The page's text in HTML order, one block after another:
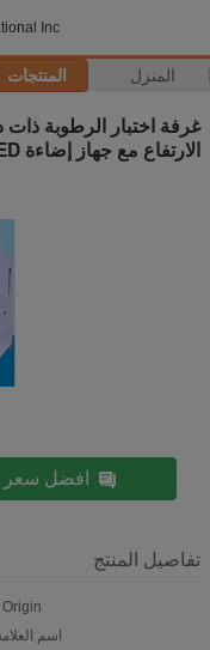
Inc.
المنزل المنتجات
غرفة اختبار الرطوبة ذات
الارتفاع مع جهاز إضاءة LED واحد
افضل سعر
تفاصيل المنتج
اسم